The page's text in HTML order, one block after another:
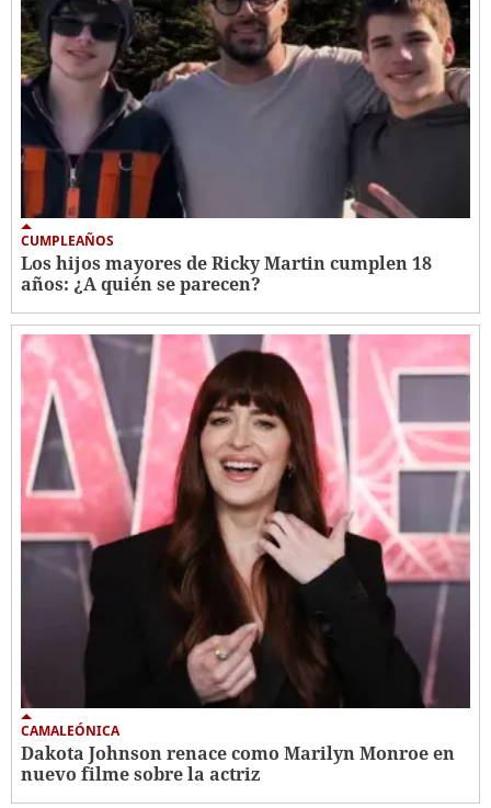
CUMPLEAÑOS
Los hijos mayores de Ricky Martin cumplen 18
años: ¿A quién se parecen?
CAMALEÓNICA
Dakota Johnson renace como Marilyn Monroe en
nuevo filme sobre la actriz